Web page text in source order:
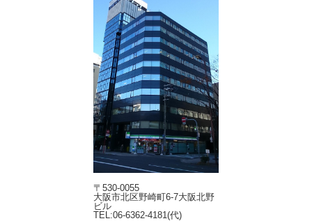
〒530-0055
大阪市北区野崎町6-7大阪北野
ビル
TEL:06-6362-4181(代)